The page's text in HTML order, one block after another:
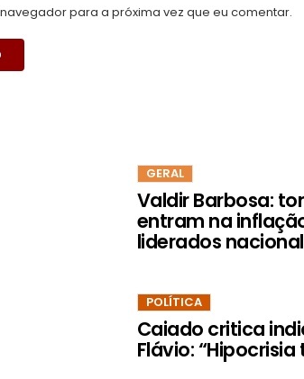
para a próxima vez que eu comentar.
GERAL
Valdir Barbosa:
entram na
liderados
POLÍTICA
Caiado critica
Flávio: